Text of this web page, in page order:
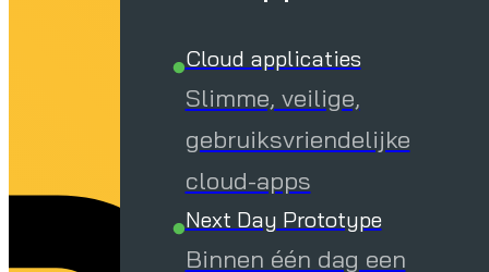
Cloud applicaties
Slimme, veilige,
gebruiksvriendelijke
cloud-apps
Next Day Prototype
Binnen één dag een